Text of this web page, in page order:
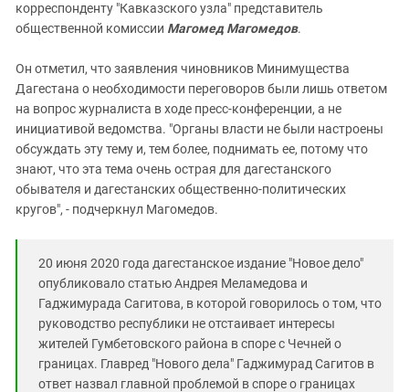
корреспонденту "Кавказского узла" представитель
общественной комиссии Магомед Магомедов.
Он отметил, что заявления чиновников Минимущества
Дагестана о необходимости переговоров были лишь ответом
на вопрос журналиста в ходе пресс-конференции, а не
инициативой ведомства. "Органы власти не были настроены
обсуждать эту тему и, тем более, поднимать ее, потому что
знают, что эта тема очень острая для дагестанского
обывателя и дагестанских общественно-политических
кругов", - подчеркнул Магомедов.
20 июня 2020 года дагестанское издание "Новое дело"
опубликовало статью Андрея Меламедова и
Гаджимурада Сагитова, в которой говорилось о том, что
руководство республики не отстаивает интересы
жителей Гумбетовского района в споре с Чечней о
границах. Главред "Нового дела" Гаджимурад Сагитов в
ответ назвал главной проблемой в споре о границах